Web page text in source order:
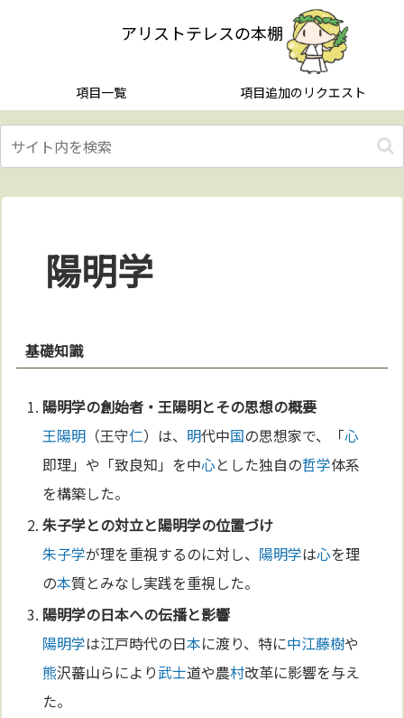
アリストテレスの本棚
項目一覧 項目追加のリクエスト
陽明学
基礎知識
陽明学の創始者・王陽明とその思想の概要
王陽明 （王守仁）は、 明代中国の思想家で、「心
即理」や「致良知」を中心とした独自の哲学体系
を構築した。
朱子学との対立と陽明学の位置づけ
朱子学が理を重視するのに対し、 陽明学は心を理
の本質とみなし実践を重視した。
陽明学の日本への伝播と影響
陽明学は江戸時代の日本に渡り、特に中江藤樹や
熊沢蕃山らにより武士道や農村改革に影響を与え
た。